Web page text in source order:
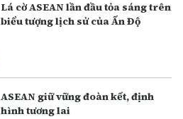
Lá cờ ASEAN lần đầu tỏa sáng trên
biểu tượng lịch sử của Ấn Độ
ASEAN giữ vững đoàn kết, định
hình tương lai